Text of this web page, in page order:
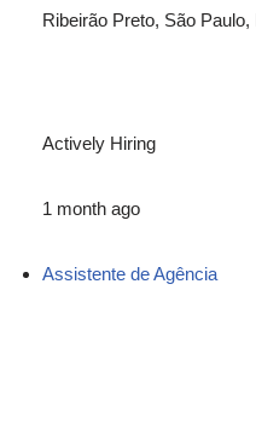
Ribeirão Preto, São Paulo,
Actively Hiring
1 month ago
Assistente de Agência